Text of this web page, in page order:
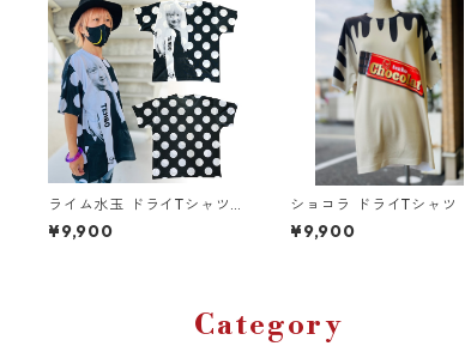
ライム水玉 ドライTシャツ
（キッズ〜大人XL）
¥9,900
ショコラ ドライTシャツ
（キッズ〜大人XL）
¥9,900
Category